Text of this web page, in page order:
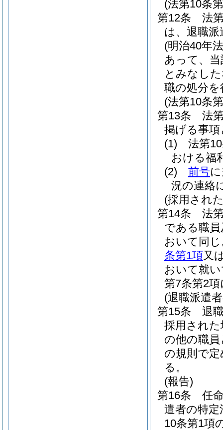
(法第10条
第12条
法
は、退職
(明治40年
あって、
とみなし
職の処分
(法第10条
第13条
法
掲げる事
(1)
法第
おける福
(2)
前号
況の連絡
(採用され
第14条
法
である職
おいて同じ
条第1項又
おいて就
第7条第2
(退職派遣
第15条
退
採用され
の他の職
の規則で
る。
(報告)
第16条
任
遣者の特
10条第1項